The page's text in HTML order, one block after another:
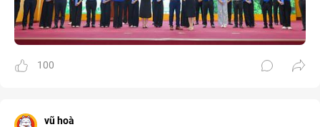
100
vũ hoà